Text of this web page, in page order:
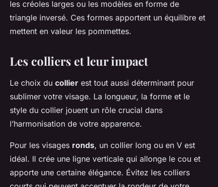
les créoles larges ou les modèles en forme de
triangle inversé. Ces formes apportent un équilibre et
mettent en valeur les pommettes.
Les colliers et leur impact
Le choix du collier est tout aussi déterminant pour
sublimer votre visage. La longueur, la forme et le
style du collier jouent un rôle crucial dans
l’harmonisation de votre apparence.
Pour les visages ronds, un collier long ou en V est
idéal. Il crée une ligne verticale qui allonge le cou et
apporte une certaine élégance. Évitez les colliers